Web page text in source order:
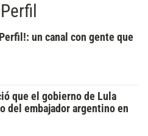
un canal con gente que
que el gobierno de Lula
del embajador argentino en